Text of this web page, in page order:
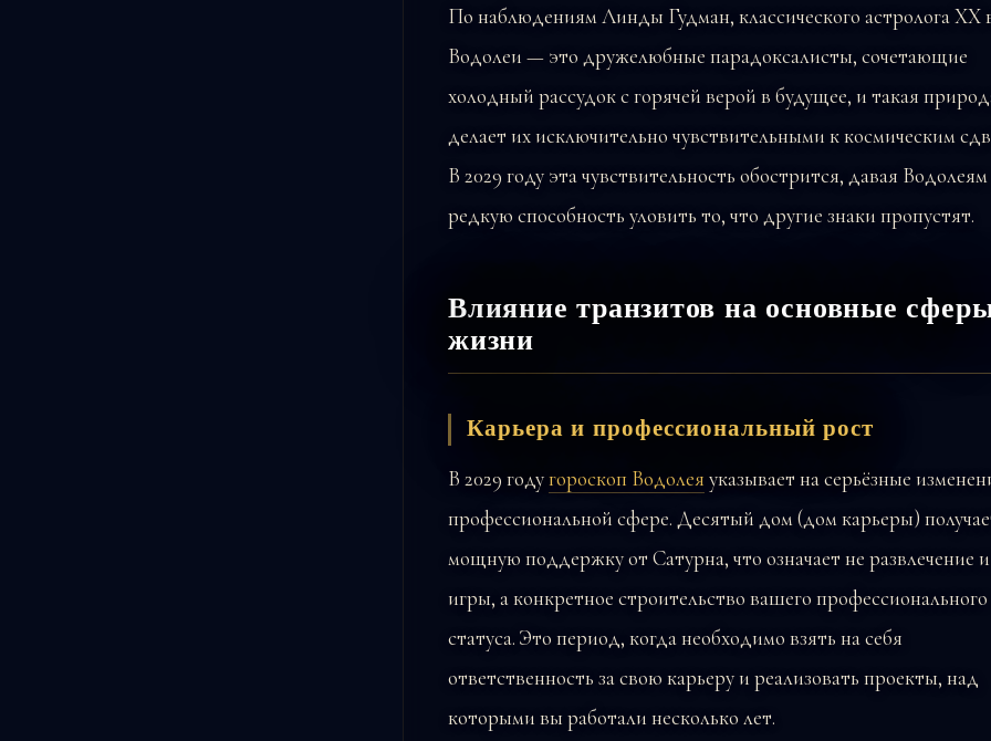
По наблюдениям Линды Гудман, классического астролога XX
Водолеи — это дружелюбные парадоксалисты, сочетающие
холодный рассудок с горячей верой в будущее, и такая
делает их исключительно чувствительными к космическим
В 2029 году эта чувствительность обострится, давая Водолеям
редкую способность уловить то, что другие знаки пропустят.
Влияние транзитов на основные
жизни
Карьера и профессиональный рост
В 2029 годугороскоп Водолея указывает на серьёзные
профессиональной сфере. Десятый дом (дом карьеры)
мощную поддержку от Сатурна, что означает не развлечение и
игры, а конкретное строительство вашего профессионального
статуса. Это период, когда необходимо взять на себя
ответственность за свою карьеру и реализовать проекты, над
которыми вы работали несколько лет.